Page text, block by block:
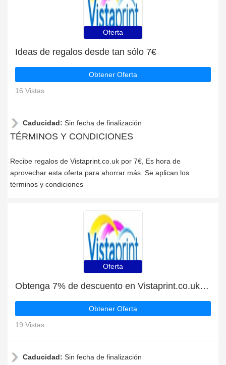
Oferta
Ideas de regalos desde tan sólo 7€
Obtener Oferta
16 Vistas
Caducidad: Sin fecha de finalización
TÉRMINOS Y CONDICIONES
Recibe regalos de Vistaprint.co.uk por 7€, Es hora de
aprovechar esta oferta para ahorrar más. Se aplican los
términos y condiciones
Oferta
Obtenga 7% de descuento en Vistaprint.co.uk | caduca pronto
Obtener Oferta
19 Vistas
Caducidad: Sin fecha de finalización